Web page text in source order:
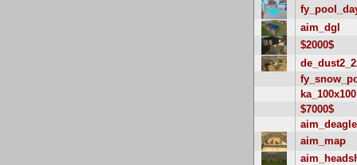
aim_dgl
$2000$
ka_100x100
$7000$
aim_deagle
aim_map